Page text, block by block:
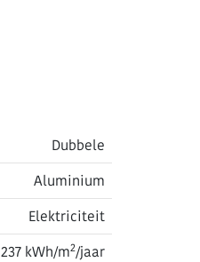
Dubbele
Aluminium
Elektriciteit
237 kWh/m2/jaar